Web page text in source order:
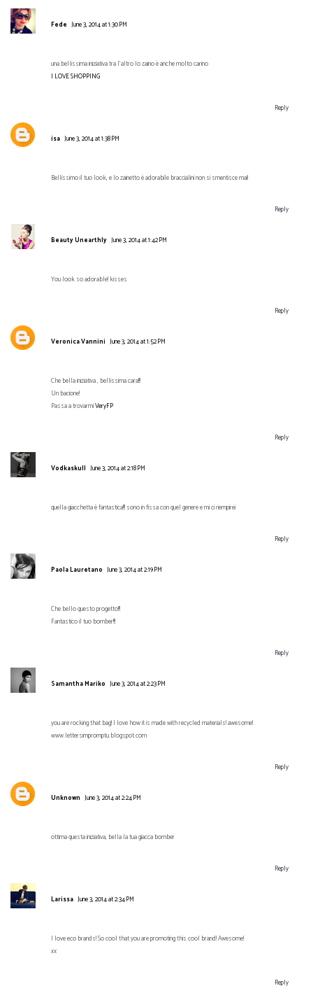
Fede June 3, 2014 at 1:30 PM
una bellissima iniziativa tra l'altro lo zaino è anche molto carino
I LOVE SHOPPING
Reply
isa June 3, 2014 at 1:38 PM
Bellissimo il tuo look, e lo zainetto è adorabile braccialini non si smentisce mai!
Reply
Beauty Unearthly June 3, 2014 at 1:42 PM
You look so adorable! kisses
Reply
Veronica Vannini June 3, 2014 at 1:52 PM
Che bella iniziativa , bellissima cara!!!
Un bacione!
Passa a trovarmiVeryFP
Reply
Vodkaskull June 3, 2014 at 2:18 PM
quella giacchetta è fantastica!!! sono in fissa con quel genere e mi ci riempirei
Reply
Paola Lauretano June 3, 2014 at 2:19 PM
Che bello questo progetto!!!
Fantastico il tuo bomber!!!
Reply
Samantha Mariko June 3, 2014 at 2:23 PM
you are rocking that bag! I love how it is made with recycled materials! awesome!
www.lettersimpromptu.blogspot.com
Reply
Unknown June 3, 2014 at 2:24 PM
ottima questa iniziativa, bella la tua giacca bomber
Reply
Larissa June 3, 2014 at 2:34 PM
I love eco brands! So cool that you are promoting this cool brand! Awesome!
xx
Reply